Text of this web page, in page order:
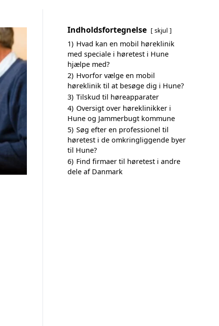
Indholdsfortegnelse skjul
1) Hvad kan en mobil høreklinik
med speciale i høretest i Hune
hjælpe med?
2) Hvorfor vælge en mobil
høreklinik til at besøge dig i Hune?
3) Tilskud til høreapparater
4) Oversigt over høreklinikker i
Hune og Jammerbugt kommune
5) Søg efter en professionel til
høretest i de omkringliggende byer
til Hune?
6) Find firmaer til høretest i andre
dele af Danmark